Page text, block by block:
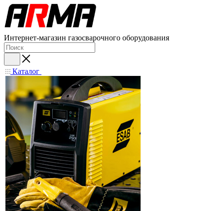
Интернет-магазин газосварочного оборудования
Каталог